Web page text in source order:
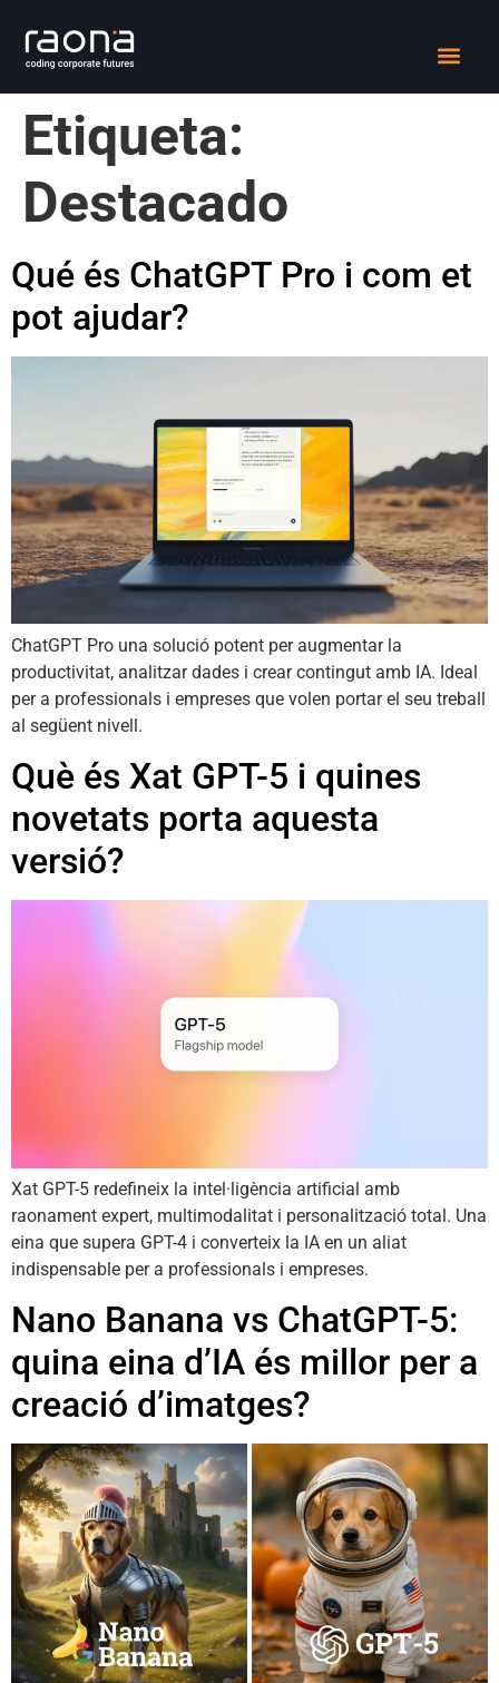
Etiqueta:
Destacado
Qué és ChatGPT Pro i com et
pot ajudar?
ChatGPT Pro una solució potent per augmentar la
productivitat, analitzar dades i crear contingut amb IA. Ideal
per a professionals i empreses que volen portar el seu treball
al següent nivell.
Què és Xat GPT-5 i quines
novetats porta aquesta
versió?
Xat GPT-5 redefineix la intel·ligència artificial amb
raonament expert, multimodalitat i personalització total. Una
eina que supera GPT-4 i converteix la IA en un aliat
indispensable per a professionals i empreses.
Nano Banana vs ChatGPT-5:
quina eina d’IA és millor per a
creació d’imatges?